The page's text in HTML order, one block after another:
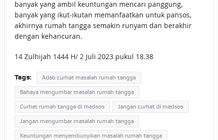
banyak yang ambil keuntungan mencari panggung,
banyak yang ikut-ikutan memanfaatkan untuk pansos,
akhirnya rumah tangga semakin runyam dan berakhir
dengan kehancuran.
14 Zulhijah 1444 H/ 2 Juli 2023 pukul 18.38
Tags: Adab curhat masalah rumah tangga
Bahaya mengumbar masalah rumah tangga
Curhat rumah tangga di medsos Jangan curhat di medsos
Jangan mengumbar masalah rumah tangga
Keuntungan menyembunyikan masalah rumah tangga